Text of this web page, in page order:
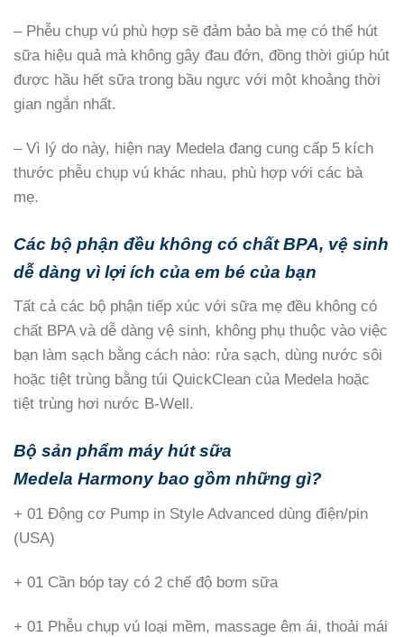
– Phễu chụp vú phù hợp sẽ đảm bảo bà mẹ có thể hút
sữa hiệu quả mà không gây đau đớn, đồng thời giúp hút
được hầu hết sữa trong bầu ngực với một khoảng thời
gian ngắn nhất.
– Vì lý do này, hiện nay Medela đang cung cấp 5 kích
thước phễu chụp vú khác nhau, phù hợp với các bà
mẹ.
Các bộ phận đều không có chất BPA, vệ sinh
dễ dàng vì lợi ích của em bé của bạn
Tất cả các bộ phận tiếp xúc với sữa mẹ đều không có
chất BPA và dễ dàng vệ sinh, không phụ thuộc vào việc
bạn làm sạch bằng cách nào: rửa sạch, dùng nước sôi
hoặc tiệt trùng bằng túi QuickClean của Medela hoặc
tiệt trùng hơi nước B-Well.
Bộ sản phẩm máy hút sữa
Medela Harmonybao gồm những gì?
+ 01 Động cơ Pump in Style Advanced dùng điện/pin
(USA)
+ 01 Cần bóp tay có 2 chế độ bơm sữa
+ 01 Phễu chụp vú loại mềm, massage êm ái, thoải mái